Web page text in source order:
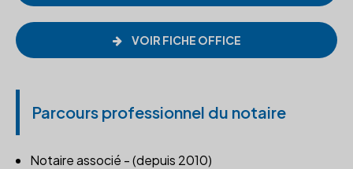
VOIR FICHE OFFICE
Parcours professionnel du notaire
Notaire associé - (depuis 2010)